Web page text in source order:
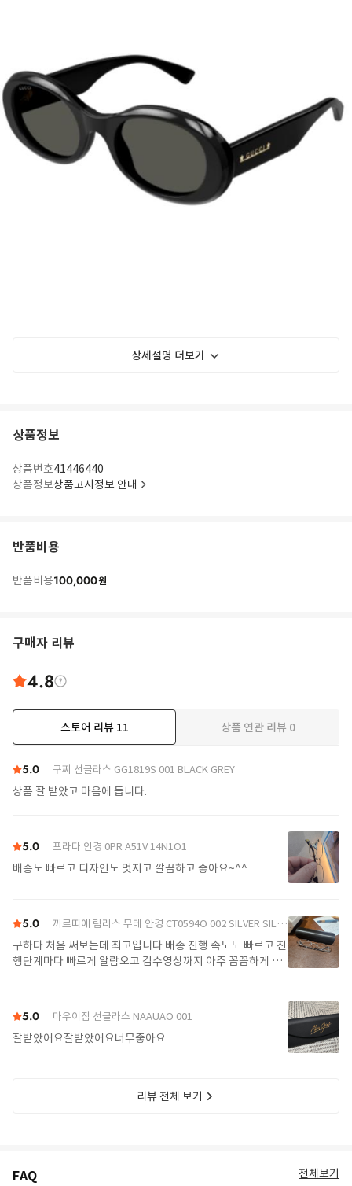
상세설명 더보기
상품정보
상품번호41446440
상품정보상품고시정보 안내
반품비용
반품비용100,000원
구매자 리뷰
4.8
스토어 리뷰 11 상품 연관 리뷰 0
5.0 구찌 선글라스 GG1819S 001 BLACK GREY
상품 잘 받았고 마음에 듭니다.
5.0 프라다 안경 0PR A51V 14N1O1
배송도 빠르고 디자인도 멋지고 깔끔하고 좋아요~^^
5.0 까르띠에 림리스 무테 안경 CT0594O 002 SILVER SILVER TRANSPARENT
구하다 처음 써보는데 최고입니다 배송 진행 속도도 빠르고 진
행단계마다 빠르게 알람오고 검수영상까지 아주 꼼꼼하게 찍
5.0 마우이짐 선글라스 NAAUAO 001
잘받았어요잘받았어요너무좋아요
리뷰 전체 보기
FAQ 전체보기